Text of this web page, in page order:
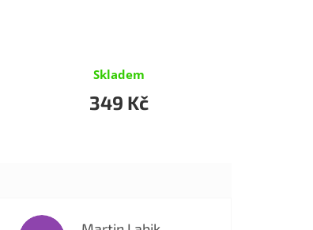
Skladem
349 Kč